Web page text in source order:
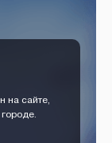
на сайте,